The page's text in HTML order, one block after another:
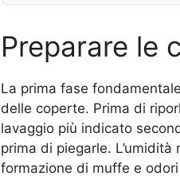
Preparare le
La prima fase
delle coperte. Prima di
lavaggio più indicato
prima di piegarle.
formazione di muffe e